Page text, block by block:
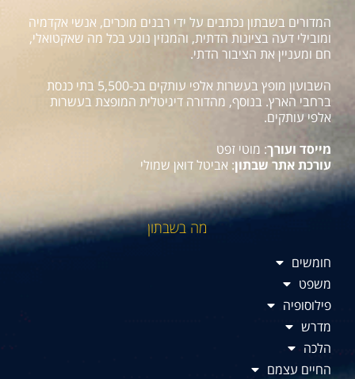
המדורים בשבתון נכתבים על ידי רבנים מוכרים, אנשי אקדמיה
ומובילי דעה בציונות הדתית, והמגזין נוגע בכל מה שאקטואלי,
חם ומעניין את הציבור הדתי.
השבועון מופץ בעשרות אלפי עותקים בכ-5,500 בתי כנסת
ברחבי הארץ. בנוסף, מהדורה דיגיטלית המופצת בעשרות
אלפי עותקים.
מייסד ועורך: מוטי זפט
עורכת אתר שבתון: אביטל דואן שמולי
מה בשבתון
חומשים
משפט
פילוסופיה
מדרש
הלכה
החיים עצמם